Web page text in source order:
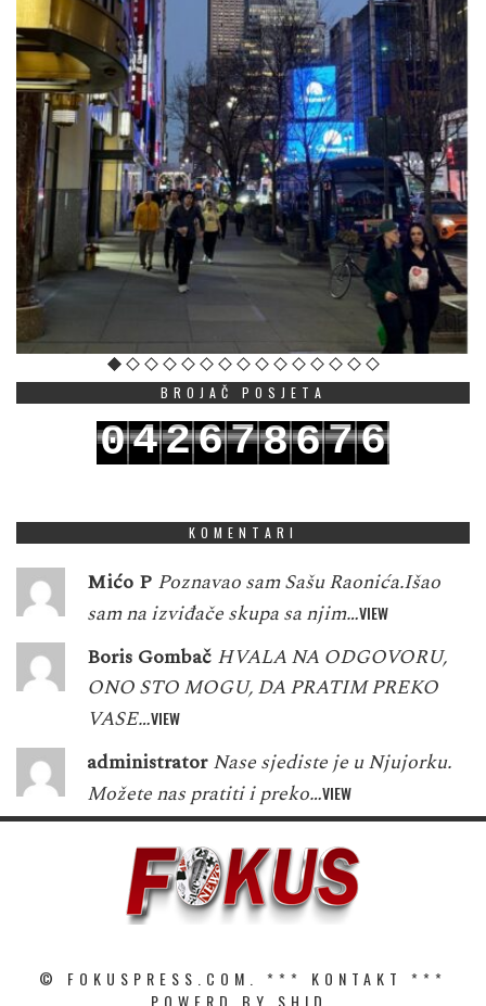
BROJAČ POSJETA
042678676
KOMENTARI
Mićo P Poznavao sam Sašu Raonića.Išao
sam na izviđače skupa sa njim…VIEW
Boris Gombač HVALA NA ODGOVORU,
ONO STO MOGU, DA PRATIM PREKO
VASE…VIEW
administrator Nase sjediste je u Njujorku.
Možete nas pratiti i preko…VIEW
© FOKUSPRESS.COM. *** KONTAKT
***
POWERD BY SHID.